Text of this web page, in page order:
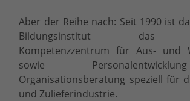
Aber der Reihe nach: Seit 1990 ist
Bildungsinstitut das
Kompetenzzentrum für Aus- und
sowie
Organisationsberatung speziell für
und Zulieferindustrie.